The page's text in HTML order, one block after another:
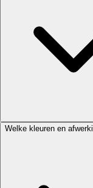
Welke kleuren en